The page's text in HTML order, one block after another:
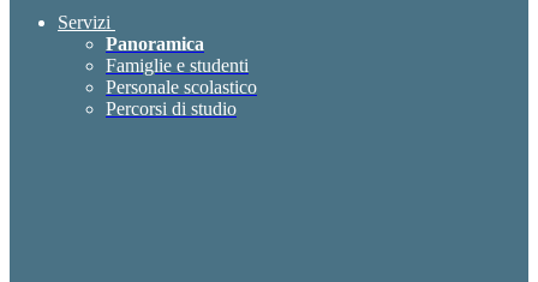
Servizi
Panoramica
Famiglie e studenti
Personale scolastico
Percorsi di studio